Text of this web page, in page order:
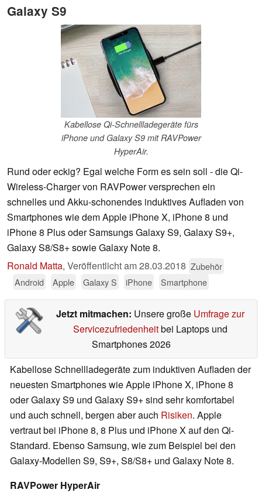
Galaxy S9
Kabellose Qi-Schnellladegeräte fürs
iPhone und Galaxy S9 mit RAVPower
HyperAir.
Rund oder eckig? Egal welche Form es sein soll - die Qi-
Wireless-Charger von RAVPower versprechen ein
schnelles und Akku-schonendes induktives Aufladen von
Smartphones wie dem Apple iPhone X, iPhone 8 und
iPhone 8 Plus oder Samsungs Galaxy S9, Galaxy S9+,
Galaxy S8/S8+ sowie Galaxy Note 8.
Ronald Matta, Veröffentlicht am28.03.2018 Zubehör
Android
Apple Galaxy S iPhone Smartphone
Jetzt mitmachen: Unsere große Umfrage zur
Servicezufriedenheitbei Laptops und
Smartphones 2026
Kabellose Schnellladegeräte zum induktiven Aufladen der
neuesten Smartphones wie Apple iPhone X, iPhone 8
oder Galaxy S9 und Galaxy S9+ sind sehr komfortabel
und auch schnell, bergen aber auch Risiken. Apple
vertraut bei iPhone 8, 8 Plus und iPhone X auf den Qi-
Standard. Ebenso Samsung, wie zum Beispiel bei den
Galaxy-Modellen S9, S9+, S8/S8+ und Galaxy Note 8.
RAVPower HyperAir